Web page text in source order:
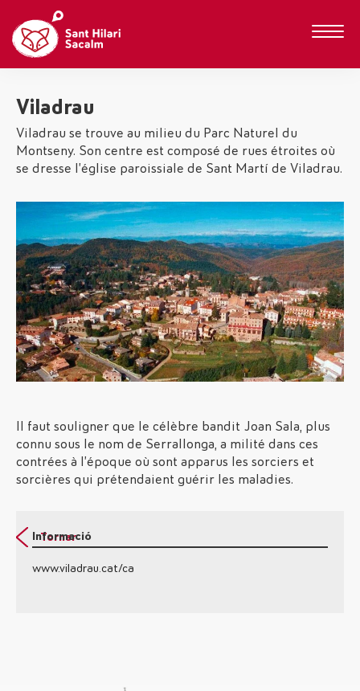
Viladrau
Viladrau se trouve au milieu du Parc Naturel du
Montseny. Son centre est composé de rues étroites où
se dresse l’église paroissiale de Sant Martí de Viladrau.
Il faut souligner que le célèbre bandit Joan Sala, plus
connu sous le nom de Serrallonga, a milité dans ces
contrées à l’époque où sont apparus les sorciers et
sorcières qui prétendaient guérir les maladies.
Tornar
Informació
www.viladrau.cat/ca